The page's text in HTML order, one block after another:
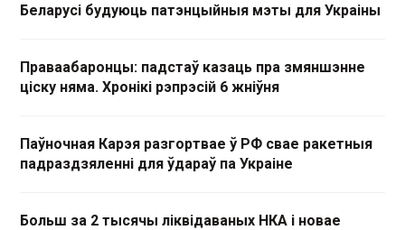
Беларусі будуюць патэнцыйныя мэты для Украіны
Праваабаронцы: падстаў казаць пра змяншэнне
ціску няма. Хронікі рэпрэсій 6 жніўня
Паўночная Карэя разгортвае ў РФ свае ракетныя
падраздзяленні для ўдараў па Украіне
Больш за 2 тысячы ліквідаваных НКА і новае